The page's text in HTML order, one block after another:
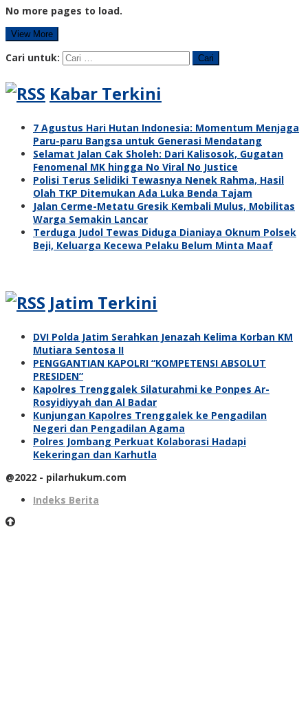
No more pages to load.
View More
Cari untuk:
Kabar Terkini
7 Agustus Hari Hutan Indonesia: Momentum Menjaga
Paru-paru Bangsa untuk Generasi Mendatang
Selamat Jalan Cak Sholeh: Dari Kalisosok, Gugatan
Fenomenal MK hingga No Viral No Justice
Polisi Terus Selidiki Tewasnya Nenek Rahma, Hasil
Olah TKP Ditemukan Ada Luka Benda Tajam
Jalan Cerme-Metatu Gresik Kembali Mulus, Mobilitas
Warga Semakin Lancar
Terduga Judol Tewas Diduga Dianiaya Oknum Polsek
Beji, Keluarga Kecewa Pelaku Belum Minta Maaf
Jatim Terkini
DVI Polda Jatim Serahkan Jenazah Kelima Korban KM
Mutiara Sentosa II
PENGGANTIAN KAPOLRI “KOMPETENSI ABSOLUT
PRESIDEN”
Kapolres Trenggalek Silaturahmi ke Ponpes Ar-
Rosyidiyyah dan Al Badar
Kunjungan Kapolres Trenggalek ke Pengadilan
Negeri dan Pengadilan Agama
Polres Jombang Perkuat Kolaborasi Hadapi
Kekeringan dan Karhutla
@2022 - pilarhukum.com
Indeks Berita